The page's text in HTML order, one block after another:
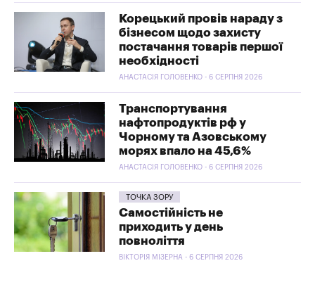
Корецький провів нараду з
бізнесом щодо захисту
постачання товарів першої
необхідності
АНАСТАСІЯ ГОЛОВЕНКО - 6 СЕРПНЯ 2026
Транспортування
нафтопродуктів рф у
Чорному та Азовському
морях впало на 45,6%
АНАСТАСІЯ ГОЛОВЕНКО - 6 СЕРПНЯ 2026
ТОЧКА ЗОРУ
Самостійність не
приходить у день
повноліття
ВІКТОРІЯ МІЗЕРНА - 6 СЕРПНЯ 2026